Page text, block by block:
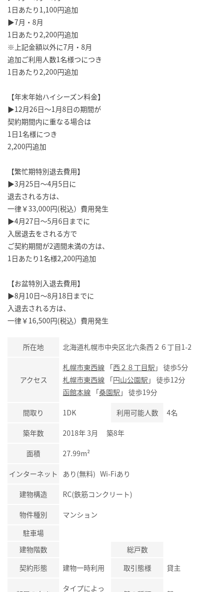
1日あたり1,100円追加
▶7月・8月
1日あたり2,200円追加
※上記金額以外に7月・8月
追加ご利用人数1名様つにつき
1日あたり2,200円追加
【年末年始ハイシーズン料金】
▶12月26日～1月8日の期間が
契約期間内に重なる場合は
1日1名様につき
2,200円追加
【繁忙期特別退去費用】
▶3月25日～4月5日に
退去される方は、
一律￥33,000円(税込）費用発生
▶4月27日～5月6日までに
入居退去をされる方で
ご契約期間が2週間未満の方は、
1日あたり1名様2,200円追加
【お盆特別入退去費用】
▶8月10日～8月18日までに
入退去される方は、
一律￥16,500円(税込）費用発生
所在地 北海道札幌市中央区北六条西２６丁目1-2
アクセス
札幌市東西線 「西２８丁目駅 」 徒歩5分
札幌市東西線 「円山公園駅 」 徒歩12分
函館本線 「桑園駅 」 徒歩19分
間取り 1DK 利用可能人数 4名
築年数 2018年 3月 築8年
面積 27.99m²
インターネット あり(無料) Wi-Fiあり
建物構造 RC(鉄筋コンクリート)
物件種別
マンション
駐車場
建物階数
総戸数
契約形態
建物一時利用 取引態様 貸主
タイプによっ